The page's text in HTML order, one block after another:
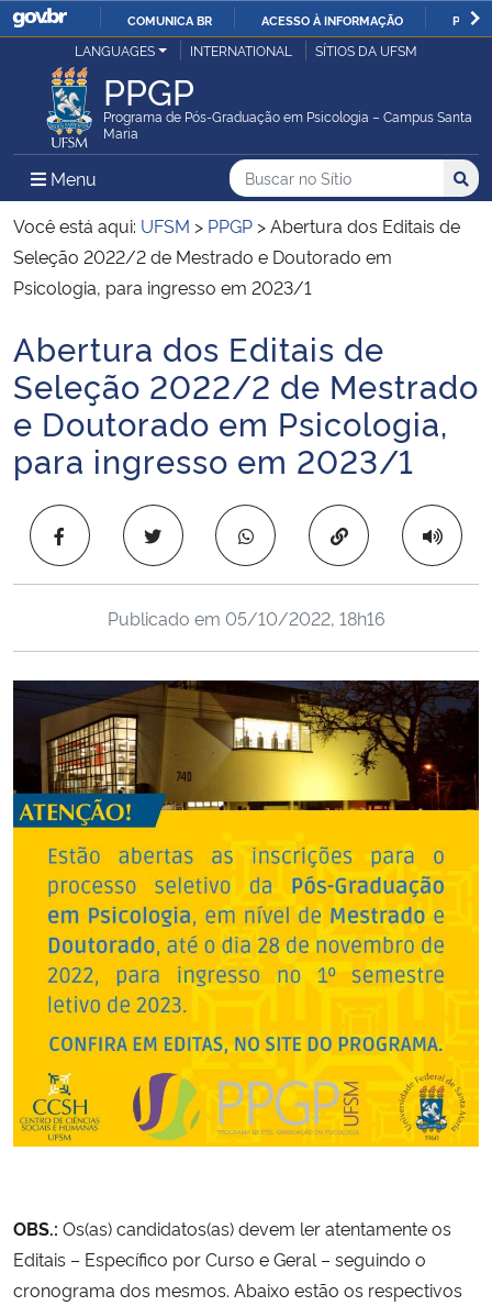
IR
O
COMUNICA BR ACESSO À INFORMAÇÃO
Ministério da Justiça e Segurança Pública
Ministério da Defesa
Ministério das Relações Exteriores
Ministério da Economia
Ministério da Infraestrutura
Ministério da Agricultura, Pecuária e Abastecimento
Ministério da Educação
Ministério da Cidadania
Ministério da Saúde
Ministério de Minas e Energia
Ministério da Ciência, Tecnologia, Inovações e Comunicações
Ministério do Meio Ambiente
Ministério do Turismo
Ministério do Desenvolvimento Regional
Controladoria-Geral da União
Ministério da Mulher, da Família e dos Direitos Humanos
Secretaria-Geral
Secretaria de Governo
Gabinete de Segurança Institucional
Banco Central do Brasil
LANGUAGES INTERNATIONAL SÍTIOS DA UFSM
PPGP
Programa de Pós-Graduação em Psicologia – Campus Santa
Maria
Menu Menu Principal do Sítio
Busca
Buscar no no Sítio
Busca:
Você está aqui: UFSM > PPGP >Abertura dos Editais de
Seleção 2022/2 de Mestrado e Doutorado em
Psicologia, para ingresso em 2023/1
Início do conteúdo
Abertura dos Editais de
Seleção 2022/2 de Mestrado
e Doutorado em Psicologia,
para ingresso em 2023/1
Copiar para área
Publicado em 05/10/2022, 18h16
OBS.: Os(as) candidatos(as) devem ler atentamente os
Editais – Específico por Curso e Geral – seguindo o
cronograma dos mesmos. Abaixo estão os respectivos